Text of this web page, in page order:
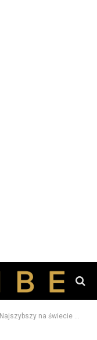
Najszybszy na świecie dron ścigał się z bolidem F1!